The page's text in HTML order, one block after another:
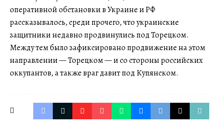
оперативной обстановки в Украине и РФ
рассказывалось, среди прочего, что украинские
защитники недавно продвинулись под Торецком.
Между тем было зафиксировано продвижение на этом
направлении — Торецком — и со стороны российских
оккупантов, а также враг давит под Купянском.